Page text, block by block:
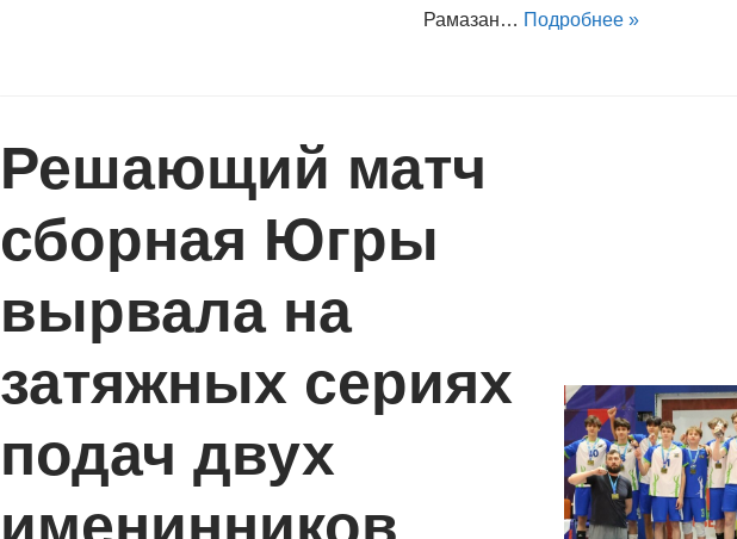
Рамазан… Подробнее »
Решающий матч
сборная Югры
вырвала на
затяжных сериях
подач двух